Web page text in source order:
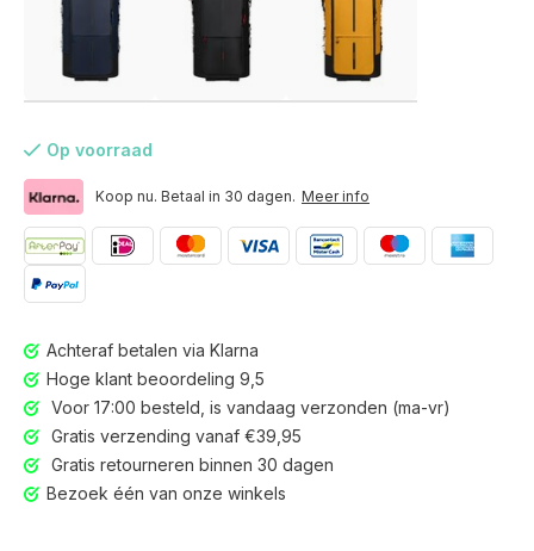
Voor 17:00 besteld, is vandaag verzonden (ma-vr)
Op voorraad
Koop nu. Betaal in 30 dagen. Meer info
Achteraf betalen via Klarna
Hoge klant beoordeling 9,5
Voor 17:00 besteld, is vandaag verzonden (ma-vr)
Gratis verzending vanaf €39,95
Gratis retourneren binnen 30 dagen
Bezoek één van onze winkels